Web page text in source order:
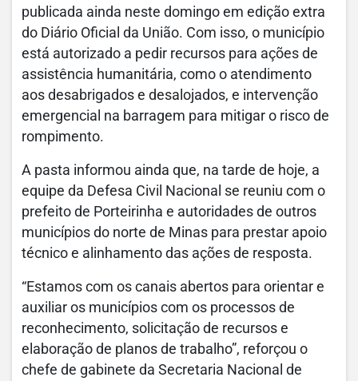
publicada ainda neste domingo em edição extra
do Diário Oficial da União. Com isso, o município
está autorizado a pedir recursos para ações de
assistência humanitária, como o atendimento
aos desabrigados e desalojados, e intervenção
emergencial na barragem para mitigar o risco de
rompimento.
A pasta informou ainda que, na tarde de hoje, a
equipe da Defesa Civil Nacional se reuniu com o
prefeito de Porteirinha e autoridades de outros
municípios do norte de Minas para prestar apoio
técnico e alinhamento das ações de resposta.
“Estamos com os canais abertos para orientar e
auxiliar os municípios com os processos de
reconhecimento, solicitação de recursos e
elaboração de planos de trabalho”, reforçou o
chefe de gabinete da Secretaria Nacional de